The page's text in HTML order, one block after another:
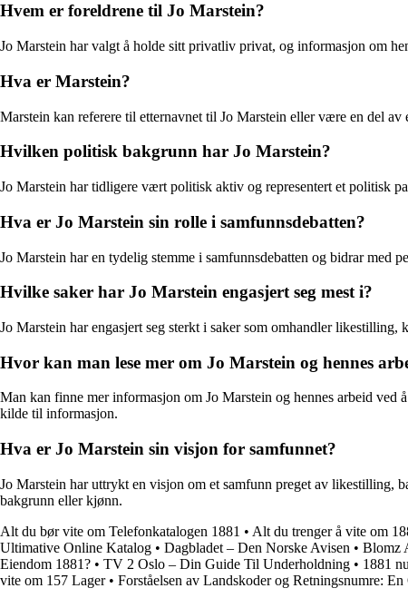
Hvem er foreldrene til Jo Marstein?
Jo Marstein har valgt å holde sitt privatliv privat, og informasjon om
Hva er Marstein?
Marstein kan referere til etternavnet til Jo Marstein eller være en del
Hvilken politisk bakgrunn har Jo Marstein?
Jo Marstein har tidligere vært politisk aktiv og representert et politisk
Hva er Jo Marstein sin rolle i samfunnsdebatten?
Jo Marstein har en tydelig stemme i samfunnsdebatten og bidrar med
Hvilke saker har Jo Marstein engasjert seg mest i?
Jo Marstein har engasjert seg sterkt i saker som omhandler
Hvor kan man lese mer om Jo Marstein og hennes
Man kan finne mer informasjon om Jo Marstein og hennes arbeid ved
kilde til informasjon.
Hva er Jo Marstein sin visjon for samfunnet?
Jo Marstein har uttrykt en visjon om et samfunn preget av likestilling,
bakgrunn eller kjønn.
Alt du bør vite om Telefonkatalogen 1881 • Alt du trenger å vite om
Ultimative Online Katalog • Dagbladet – Den Norske Avisen • Blomz
Eiendom 1881? • TV 2 Oslo – Din Guide Til Underholdning • 1881
vite om 157 Lager• Forståelsen av Landskoder og Retningsnumre: